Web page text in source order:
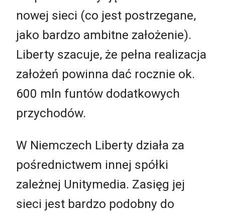
nowej sieci (co jest postrzegane,
jako bardzo ambitne założenie).
Liberty szacuje, że pełna realizacja
założeń powinna dać rocznie ok.
600 mln funtów dodatkowych
przychodów.
W Niemczech Liberty działa za
pośrednictwem innej spółki
zależnej Unitymedia. Zasięg jej
sieci jest bardzo podobny do